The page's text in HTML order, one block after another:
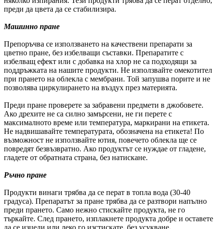
преди да цвета да се стабилизира.
Машинно пране
Препоръчва се използването на качествени препарати за
цветно пране, без избелващи съставки. Препаратите с
избелващ ефект или с добавка на хлор не са подходящи за
поддръжката на нашите продукти. Не използвайте омекотител
при прането на облекла с мембрани. Той запушва порите и не
позволява циркулирането на въздух през материята.
Преди пране проверете за забравени предмети в джобовете.
Ако дрехите не са силно замърсени, не ги перете с
максималното време или температура, маркирани на етикета.
Не надвишавайте температурата, обозначена на етикета! По
възможност не използвайте ютия, повечето облекла ще се
повредят безвъзвратно. Ако продуктът се нуждае от гладене,
гладете от обратната страна, без натискане.
Ръчно пране
Продукти винаги трябва да се перат в топла вода (30-40
градуса). Препаратът за пране трябва да се разтвори напълно
преди прането. Само нежно стискайте продукта, не го
търкайте. След прането, изплакнете продукта добре и оставете